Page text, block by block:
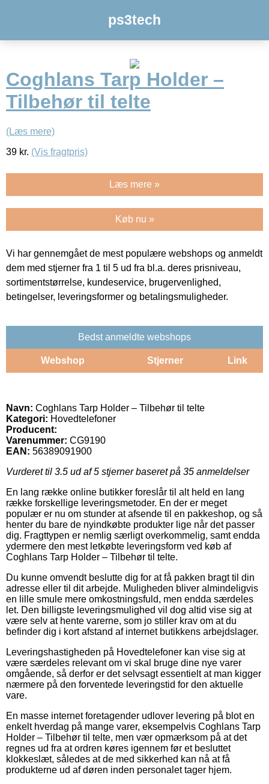
ps3tech
Coghlans Tarp Holder –
Tilbehør til telte
(Læs mere)
39 kr. (Vis fragtpris)
Læs mere »
Køb nu »
Vi har gennemgået de mest populære webshops og anmeldt
dem med stjerner fra 1 til 5 ud fra bl.a. deres prisniveau,
sortimentstørrelse, kundeservice, brugervenlighed,
betingelser, leveringsformer og betalingsmuligheder.
Bedst anmeldte webshops
Webshop Stjerner Link
Navn: Coghlans Tarp Holder – Tilbehør til telte
Kategori: Hovedtelefoner
Producent:
Varenummer: CG9190
EAN: 56389091900
Vurderet til 3.5 ud af 5 stjerner baseret på 35 anmeldelser
En lang række online butikker foreslår til alt held en lang
række forskellige leveringsmetoder. En der er meget
populær er nu om stunder at afsende til en pakkeshop, og så
henter du bare de nyindkøbte produkter lige når det passer
dig. Fragttypen er nemlig særligt overkommelig, samt endda
ydermere den mest letkøbte leveringsform ved køb af
Coghlans Tarp Holder – Tilbehør til telte.
Du kunne omvendt beslutte dig for at få pakken bragt til din
adresse eller til dit arbejde. Muligheden bliver almindeligvis
en lille smule mere omkostningsfuld, men endda særdeles
let. Den billigste leveringsmulighed vil dog altid vise sig at
være selv at hente varerne, som jo stiller krav om at du
befinder dig i kort afstand af internet butikkens arbejdslager.
Leveringshastigheden på Hovedtelefoner kan vise sig at
være særdeles relevant om vi skal bruge dine nye varer
omgående, så derfor er det selvsagt essentielt at man kigger
nærmere på den forventede leveringstid for den aktuelle
vare.
En masse internet foretagender udlover levering på blot en
enkelt hverdag på mange varer, eksempelvis Coghlans Tarp
Holder – Tilbehør til telte, men vær opmærksom på at det
regnes ud fra at ordren køres igennem før et besluttet
klokkeslæt, således at de med sikkerhed kan nå at få
produkterne ud af døren inden personalet tager hjem.